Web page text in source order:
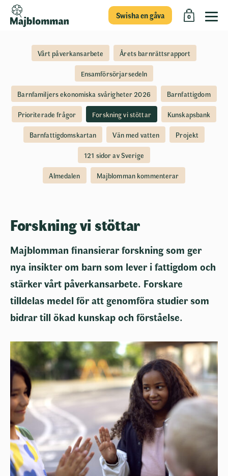
0
Swisha en gåva
Vårt påverkansarbete Årets barnrättsrapport
Ensamförsörjarsedeln
Barnfamiljers ekonomiska svårigheter 2026 Barnfattigdom
Prioriterade frågor Forskning vi stöttar Kunskapsbank
Barnfattigdomskartan Vän med vatten Projekt
121 sidor av Sverige
Almedalen Majblomman kommenterar
Forskning vi stöttar
Majblomman finansierar forskning som ger
nya insikter om barn som lever i fattigdom och
stärker vårt påverkansarbete. Forskare
tilldelas medel för att genomföra studier som
bidrar till ökad kunskap och förståelse.